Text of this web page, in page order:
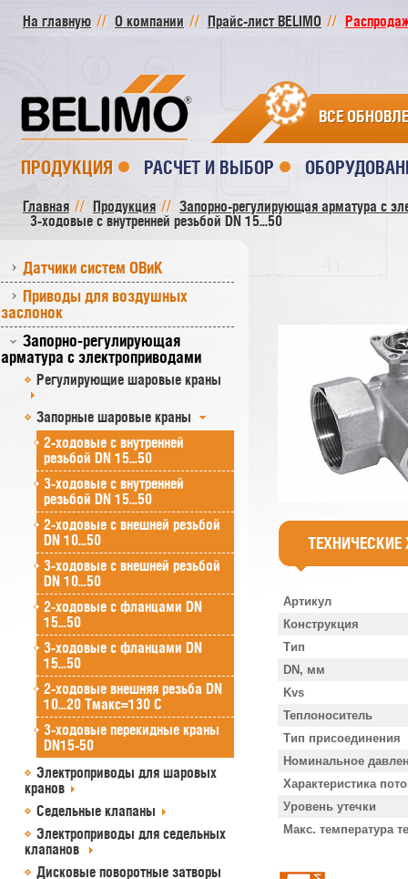
На главную О компании Прайс-лист BELIMO
ВСЕ
ПРОДУКЦИЯ РАСЧЕТ И ВЫБОР
Главная Продукция
Запорно-регулирующая арматура с
3-ходовые с внутренней резьбой DN 15...50
Датчики систем ОВиК
Приводы для воздушных
заслонок
Запорно-регулирующая
арматура с электроприводами
Регулирующие шаровые краны
Запорные шаровые краны
2-ходовые с внутренней
резьбой DN 15...50
3-ходовые с внутренней
резьбой DN 15...50
2-ходовые с внешней резьбой
DN 10...50
3-ходовые с внешней резьбой
DN 10...50
2-ходовые с фланцами DN
15...50
3-ходовые с фланцами DN
15...50
2-ходовые внешняя резьба DN
10...20 Tмакс=130 C
3-ходовые перекидные краны
DN15-50
Электроприводы для шаровых
кранов
Седельные клапаны
Электроприводы для седельных
клапанов
Дисковые поворотные затворы
Артикул
Конструкция
Тип
DN, мм
Kvs
Теплоноситель
Тип присоединения
Номинальное
Характеристика
Уровень утечки
Макс. температура